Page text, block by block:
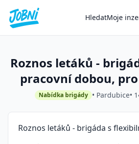
HledatMoje
Roznos letáků -
pracovní dobou,
Nabídka brigády • Pardubice•
Roznos letáků - brigáda s